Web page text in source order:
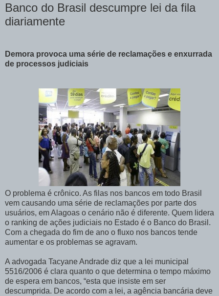
Banco do Brasil descumpre lei da fila
diariamente
Demora provoca uma série de reclamações e enxurrada
de processos judiciais
O problema é crônico. As filas nos bancos em todo Brasil
vem causando uma série de reclamações por parte dos
usuários, em Alagoas o cenário não é diferente. Quem lidera
o ranking de ações judiciais no Estado é o Banco do Brasil.
Com a chegada do fim de ano o fluxo nos bancos tende
aumentar e os problemas se agravam.
A advogada Tacyane Andrade diz que a lei municipal
5516/2006 é clara quanto o que determina o tempo máximo
de espera em bancos, “esta que insiste em ser
descumprida. De acordo com a lei, a agência bancária deve